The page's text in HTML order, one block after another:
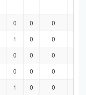
0 0 0
1 0 0
0 0 0
0 0 0
1 0 0